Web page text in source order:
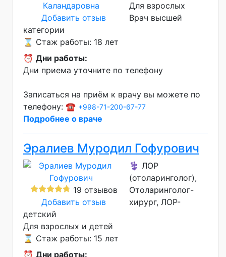
Добавить отзыв
Для взрослых
Врач высшей
категории
⌛ Стаж работы: 18 лет
⏰ Дни работы:
Дни приема уточните по телефону
Записаться на приём к врачу вы можете по
телефону: ☎️ +998-71-200-67-77
Подробнее о враче
Эралиев Муродил Гофурович
19 отзывов
Добавить отзыв
⚕️ ЛОР
(отоларинголог),
Отоларинголог-
хирург, ЛОР-
детский
Для взрослых и детей
⌛ Стаж работы: 15 лет
⏰ Дни работы: